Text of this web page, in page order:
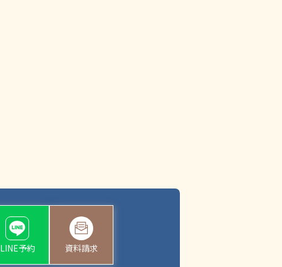
LINE予約 資料請求